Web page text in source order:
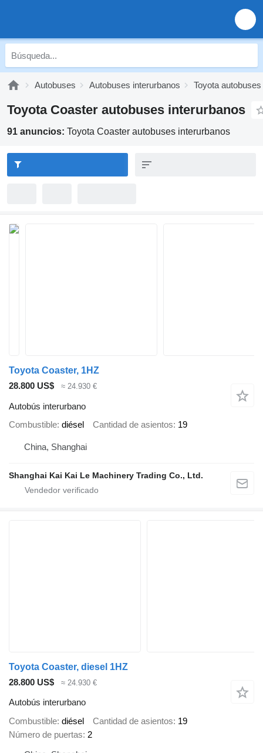
Autobuses Autobuses interurbanos Toyota
Toyota Coaster autobuses interurbanos
91 anuncios: Toyota Coaster autobuses interurbanos
Toyota Coaster, 1HZ
28.800 US$
≈ 24.930 €
Autobús interurbano
Combustible diésel Cantidad de asientos 19
China, Shanghai
Shanghai Kai Kai Le Machinery Trading Co., Ltd.
Toyota Coaster, diesel 1HZ
28.800 US$
≈ 24.930 €
Autobús interurbano
Combustible diésel Cantidad de asientos 19
Número de puertas 2